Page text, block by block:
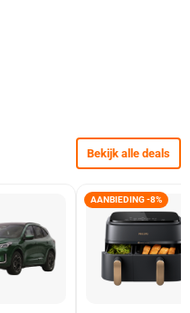
Bekijk alle deals
AANBIEDING -8%